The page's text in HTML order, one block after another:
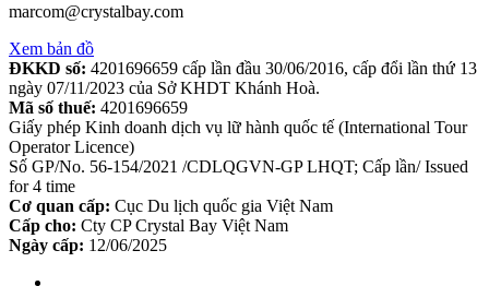
marcom@crystalbay.com
Xem bản đồ
ĐKKD số: 4201696659 cấp lần đầu 30/06/2016, cấp đổi lần thứ 13
ngày 07/11/2023 của Sở KHDT Khánh Hoà.
Mã số thuế: 4201696659
Giấy phép Kinh doanh dịch vụ lữ hành quốc tế (International Tour
Operator Licence)
Số GP/No. 56-154/2021 /CDLQGVN-GP LHQT; Cấp lần/ Issued
for 4 time
Cơ quan cấp: Cục Du lịch quốc gia Việt Nam
Cấp cho: Cty CP Crystal Bay Việt Nam
Ngày cấp: 12/06/2025